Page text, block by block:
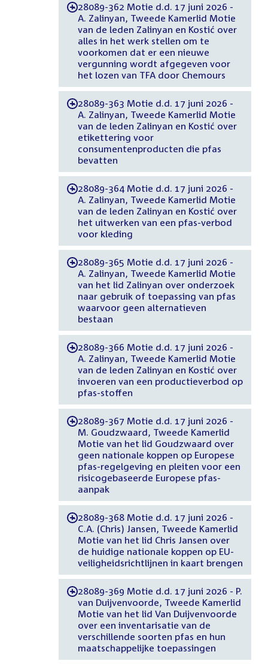
-28089-362 Motie d.d. 17 juni 2026 -
A. Zalinyan, Tweede Kamerlid Motie
van de leden Zalinyan en Kostić over
alles in het werk stellen om te
voorkomen dat er een nieuwe
vergunning wordt afgegeven voor
het lozen van TFA door Chemours
-28089-363 Motie d.d. 17 juni 2026 -
A. Zalinyan, Tweede Kamerlid Motie
van de leden Zalinyan en Kostić over
etikettering voor
consumentenproducten die pfas
bevatten
-28089-364 Motie d.d. 17 juni 2026 -
A. Zalinyan, Tweede Kamerlid Motie
van de leden Zalinyan en Kostić over
het uitwerken van een pfas-verbod
voor kleding
-28089-365 Motie d.d. 17 juni 2026 -
A. Zalinyan, Tweede Kamerlid Motie
van het lid Zalinyan over onderzoek
naar gebruik of toepassing van pfas
waarvoor geen alternatieven
bestaan
-28089-366 Motie d.d. 17 juni 2026 -
A. Zalinyan, Tweede Kamerlid Motie
van de leden Zalinyan en Kostić over
invoeren van een productieverbod op
pfas-stoffen
-28089-367 Motie d.d. 17 juni 2026 -
M. Goudzwaard, Tweede Kamerlid
Motie van het lid Goudzwaard over
geen nationale koppen op Europese
pfas-regelgeving en pleiten voor een
risicogebaseerde Europese pfas-
aanpak
-28089-368 Motie d.d. 17 juni 2026 -
C.A. (Chris) Jansen, Tweede Kamerlid
Motie van het lid Chris Jansen over
de huidige nationale koppen op EU-
veiligheidsrichtlijnen in kaart brengen
-28089-369 Motie d.d. 17 juni 2026 - P.
van Duijvenvoorde, Tweede Kamerlid
Motie van het lid Van Duijvenvoorde
over een inventarisatie van de
verschillende soorten pfas en hun
maatschappelijke toepassingen